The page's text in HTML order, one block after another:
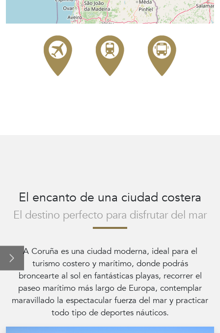
y eventos
ciudad: A Coruña
El encanto de una ciudad costera
El destino perfecto para disfrutar del mar
A Coruña es una ciudad moderna, ideal para el
turismo costero y marítimo, donde podrás
broncearte al sol en fantásticas playas, recorrer el
paseo marítimo más largo de Europa, contemplar
maravillado la espectacular fuerza del mar y practicar
todo tipo de deportes náuticos.